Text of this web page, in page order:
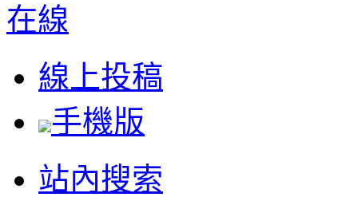
線上投稿
手機版
站內搜索